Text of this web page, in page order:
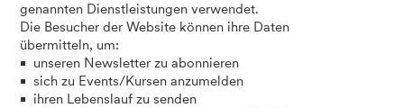
genannten Dienstleistungen verwendet.
Die Besucher der Website können ihre Daten
übermitteln, um:
unseren Newsletter zu abonnieren
sich zu Events/Kursen anzumelden
ihren Lebenslauf zu senden